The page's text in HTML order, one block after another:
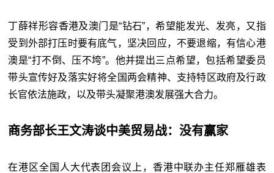
丁薛祥形容香港及澳门是“钻石”，希望能发光、发亮，又指
受到外部打压时要有底气，坚决回应，不要退缩，有信心港
澳是“打不倒、压不垮”。他并提出三点希望，包括希望委员
带头宣传好及落实好将全国两会精神、支持特区政府及行政
长官依法施政，以及带头凝聚港澳发展强大合力。
商务部长王文涛谈中美贸易战：没有赢家
在港区全国人大代表团会议上，香港中联办主任郑雁雄表